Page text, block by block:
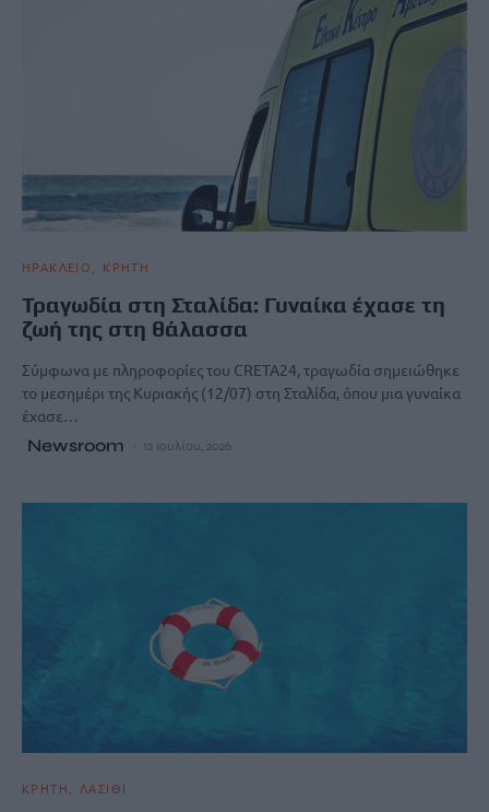
ΗΡΑΚΛΕΙΟ ΚΡΗΤΗ
Τραγωδία στη Σταλίδα: Γυναίκα έχασε τη
ζωή της στη θάλασσα
Σύμφωνα με πληροφορίες του CRETA24, τραγωδία σημειώθηκε
το μεσημέρι της Κυριακής (12/07) στη Σταλίδα, όπου μια γυναίκα
έχασε…
Newsroom 12 Ιουλίου, 2026
ΚΡΗΤΗ ΛΑΣΙΘΙ